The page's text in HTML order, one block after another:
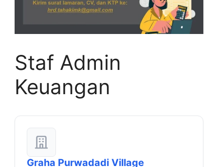
Staf Admin
Keuangan
Graha Purwadadi Village